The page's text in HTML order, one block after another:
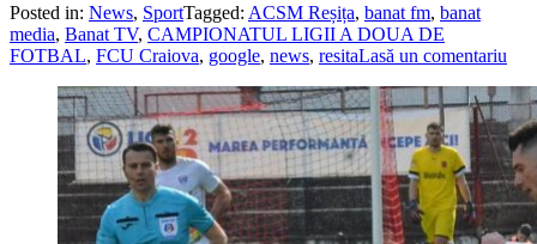
Posted in: News, SportTagged: ACSM Reșița, banat fm, banat
media, Banat TV, CAMPIONATUL LIGII A DOUA DE
FOTBAL, FCU Craiova, google, news, resitaLasă un comentariu